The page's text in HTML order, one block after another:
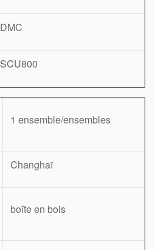
DMC
SCU800
1 ensemble/ensembles
Changhaï
boîte en bois